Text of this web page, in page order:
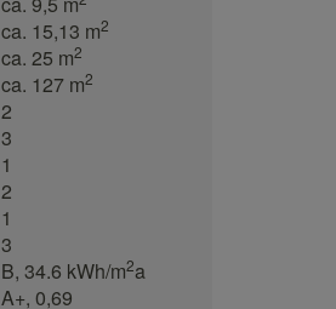
ca. 15,13 m2
ca. 25 m2
ca. 127 m2
2
3
1
2
1
3
B, 34.6 kWh/m2a
A+, 0,69